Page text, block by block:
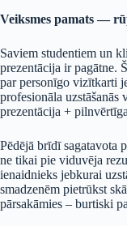
Veiksmes pamats —
Saviem studentiem un
prezentācija ir pagātne.
par personīgo vizītkarti
profesionāla uzstāšanās
prezentācija +
Pēdējā brīdī sagatavota
ne tikai pie viduvēja
ienaidnieks jebkurai
smadzenēm pietrūkst
pārsakāmies – burtiski